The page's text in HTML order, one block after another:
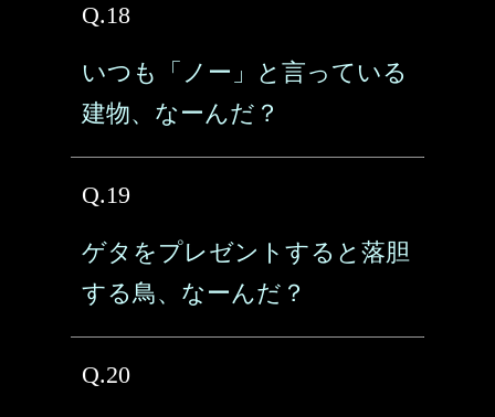
Q.18
いつも「ノー」と言っている
建物、なーんだ？
Q.19
ゲタをプレゼントすると落胆
する鳥、なーんだ？
Q.20